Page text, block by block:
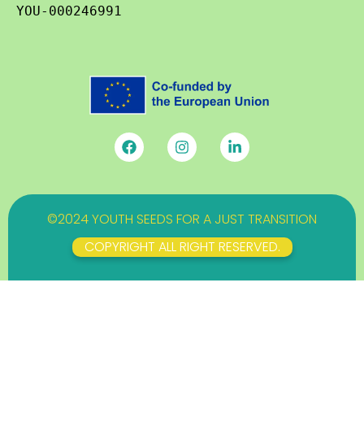
YOU-000246991
©2024 YOUTH SEEDS FOR A JUST TRANSITION
COPYRIGHT ALL RIGHT RESERVED.